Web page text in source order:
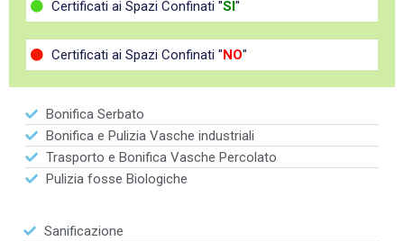
Certificati ai Spazi Confinati "SI "
Certificati ai Spazi Confinati " NO"
Bonifica Serbato
Bonifica e Pulizia Vasche industriali
Trasporto e Bonifica Vasche Percolato
Pulizia fosse Biologiche
Sanificazione